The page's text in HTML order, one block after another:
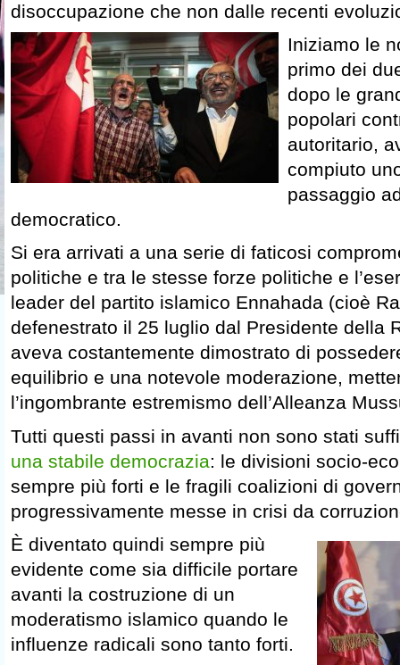
disoccupazione che non dalle recenti
Iniziamo le
primo dei
dopo le
popolari
autoritario,
compiuto
passaggio
democratico.
Si era arrivati a una serie di faticosi
politiche e tra le stesse forze politiche e
leader del partito islamico Ennahada (cioè
defenestrato il 25 luglio dal Presidente della
aveva costantemente dimostrato di
equilibrio e una notevole moderazione,
l’ingombrante estremismo dell’Alleanza
Tutti questi passi in avanti non sono stati
una stabile democrazia: le divisioni socio-
sempre più forti e le fragili coalizioni di
progressivamente messe in crisi da
È diventato quindi sempre più
evidente come sia difficile portare
avanti la costruzione di un
moderatismo islamico quando le
influenze radicali sono tanto forti.